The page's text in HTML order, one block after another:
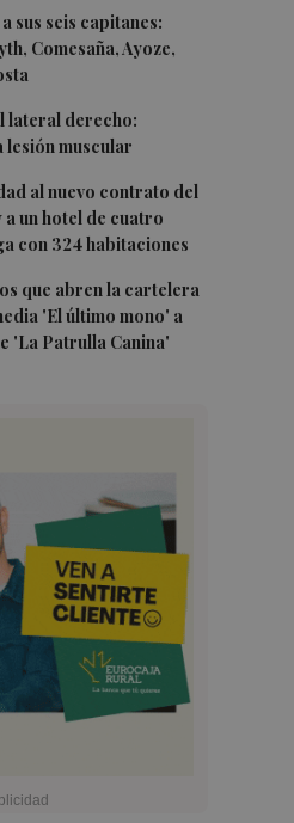
sus seis capitanes:
Comesaña, Ayoze,
lateral derecho:
muscular
al nuevo contrato del
un hotel de cuatro
con 324 habitaciones
que abren la cartelera
'El último mono' a
'La Patrulla Canina'